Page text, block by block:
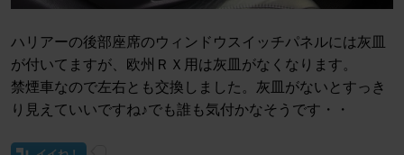
ハリアーの後部座席のウィンドウスイッチパネルには灰皿
が付いてますが、欧州ＲＸ用は灰皿がなくなります。
禁煙車なので左右とも交換しました。灰皿がないとすっき
り見えていいですね♪でも誰も気付かなそうです・・